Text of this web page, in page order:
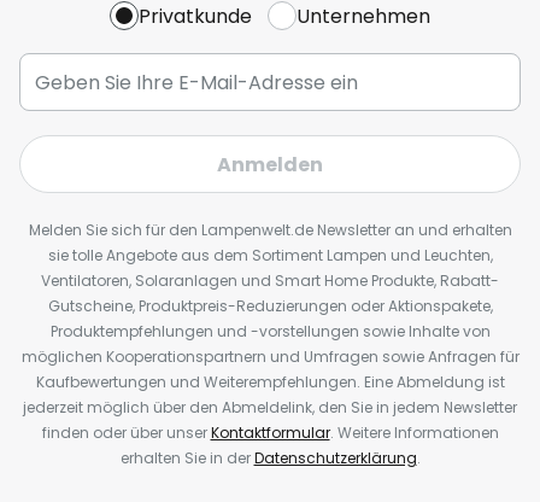
Privatkunde Unternehmen
Anmelden
Melden Sie sich für den Lampenwelt.de Newsletter an und erhalten
sie tolle Angebote aus dem Sortiment Lampen und Leuchten,
Ventilatoren, Solaranlagen und Smart Home Produkte, Rabatt-
Gutscheine, Produktpreis-Reduzierungen oder Aktionspakete,
Produktempfehlungen und -vorstellungen sowie Inhalte von
möglichen Kooperationspartnern und Umfragen sowie Anfragen für
Kaufbewertungen und Weiterempfehlungen. Eine Abmeldung ist
jederzeit möglich über den Abmeldelink, den Sie in jedem Newsletter
finden oder über unserKontaktformular. Weitere Informationen
erhalten Sie in derDatenschutzerklärung.